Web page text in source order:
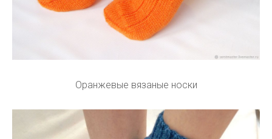
Оранжевые вязаные носки